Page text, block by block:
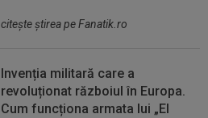
citeşte ştirea pe Fanatik.ro
Invenția militară care a
revoluționat războiul în Europa.
Cum funcționa armata lui „El